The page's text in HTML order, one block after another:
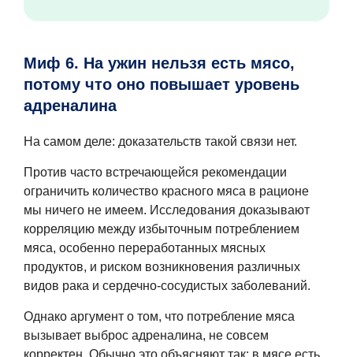
Миф 6. На ужин нельзя есть мясо,
потому что оно повышает уровень
адреналина
На самом деле: доказательств такой связи нет.
Против часто встречающейся рекомендации
ограничить количество красного мяса в рационе
мы ничего не имеем. Исследования доказывают
корреляцию между избыточным потреблением
мяса, особенно переработанных мясных
продуктов, и риском возникновения различных
видов рака и сердечно-сосудистых заболеваний.
Однако аргумент о том, что потребление мяса
вызывает выброс адреналина, не совсем